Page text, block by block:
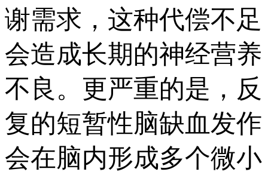
谢需求，这种代偿不足
会造成长期的神经营养
不良。更严重的是，反
复的短暂性脑缺血发作
会在脑内形成多个微小